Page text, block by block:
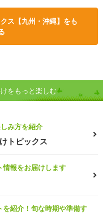
ス【九州・沖縄】をも
をもっと楽しむ
み方を紹介
トピックス
情報をお届けします
紹介！旬な時期や準備す